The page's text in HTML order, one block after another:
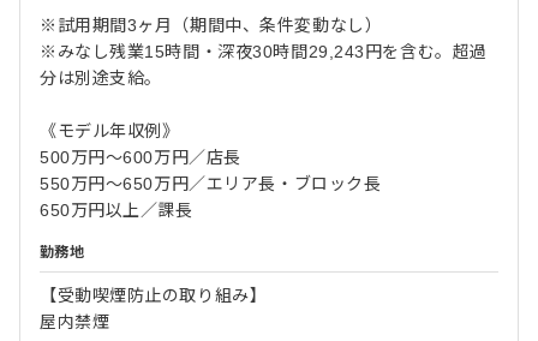
※試用期間3ヶ月（期間中、条件変動なし）
※みなし残業15時間・深夜30時間29,243円を含む。超過
分は別途支給。
《モデル年収例》
500万円～600万円／店長
550万円～650万円／エリア長・ブロック長
650万円以上／課長
勤務地
【受動喫煙防止の取り組み】
屋内禁煙